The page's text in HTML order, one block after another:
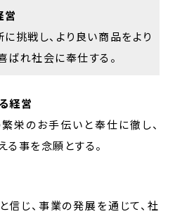
営
挑戦し、より良い商品をより
ばれ社会に奉仕する。
経営
栄のお手伝いと奉仕に徹し、
事を念願とする。
信じ、事業の発展を通じて、社